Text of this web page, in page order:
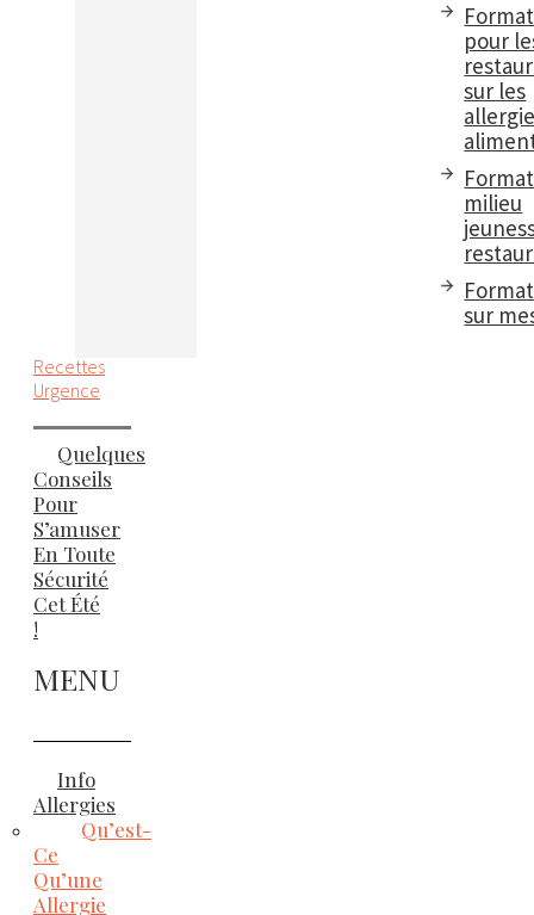
pour
sur les
milieu
sur
Recettes
Urgence
Quelques
Conseils
Pour
S’amuser
En Toute
Sécurité
Cet Été
!
MENU
Info
Allergies
Qu’est-
Ce
Qu’une
Allergie